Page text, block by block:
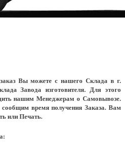
Вы можете с нашего Склада в г.
Завода изготовителя. Для этого
нашим Менеджерам о Самовывозе.
время получения Заказа. Вам
или Печать.